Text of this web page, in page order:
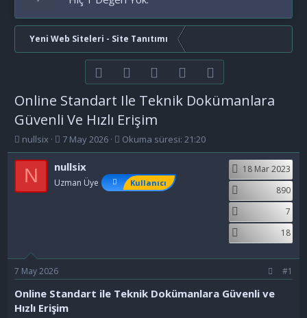
Yeni Web Siteleri - Site Tanıtımı
FacebookTwitter youtubeBize ulaşın
Online Standart Ile Teknik Dokümanlara
Güvenli Ve Hızlı Erişim
K
o
n
l
a
a
n
nullsix
B
a
ş
a
a
h
i
7 May 2026 Okuma süresi: 21:20
N nullsix
Uzman Üye Kullanıcı
18 Mar 2023
890
7
18
7 May 2026 #1
Online Standart ile Teknik Dokümanlara Güvenli ve
Hızlı Erişim